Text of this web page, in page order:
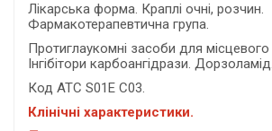
Лікарська форма. Краплі очні, розчин.
Фармакотерапевтична група.
Протиглаукомні засоби для
Інгібітори карбоангідрази. Дорзоламід.
Код АТC S01E C03.
Клінічні характеристики.